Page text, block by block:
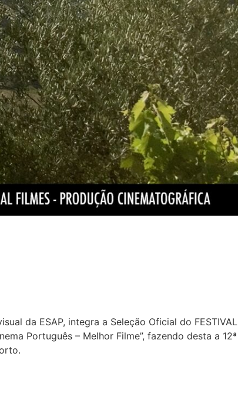
da ESAP, integra a Seleção Oficial do FESTIVAL
Português – Melhor Filme”, fazendo desta a 12ª